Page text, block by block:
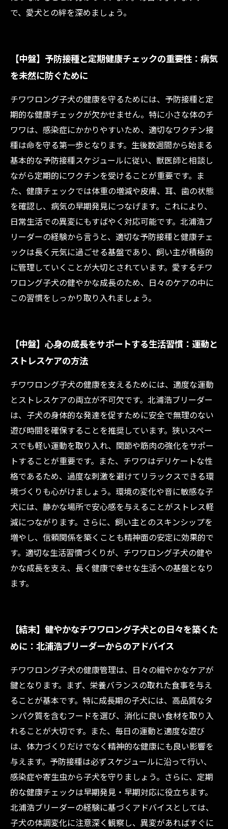
で、愛犬との絆を深めましょう。
【中盤】予防接種と定期健康チェックの重要性：病気
を未然に防ぐために
チワワロング子犬の健康を守るためには、予防接種と定
期的な健康チェックが欠かせません。特に小さな体のチ
ワワは、感染症にかかりやすいため、適切なワクチン接
種は命を守る第一歩となります。生後数週間から始まる
基本的な予防接種スケジュールに従い、獣医師と相談し
ながら定期的にワクチンを受けることが重要です。ま
た、健康チェックでは体重の増減や皮膚、耳、歯の状態
を確認し、病気の早期発見につなげます。これにより、
日常生活での異変にもすばやく対応可能です。北浦浩ブ
リーダーの経験から言うと、適切な予防接種と健康チェ
ックは長く元気に過ごせる基盤であり、飼い主が積極的
に管理していくことが大切とされています。愛するチワ
ワロング子犬の健やかな成長のため、日々のケアの中に
この習慣をしっかり取り入れましょう。
【中盤】心身の成長をサポートする生活習慣：運動と
ストレスケアの方法
チワワロング子犬の健康を支えるためには、適度な運動
とストレスケアの両立が不可欠です。北浦浩ブリーダー
は、子犬の身体的な発達を促すために安全で無理のない
遊び時間を確保することを推奨しています。狭いスペー
スでも軽い運動を取り入れ、関節や筋肉の強化をサポー
トすることが重要です。また、チワワはデリケートな性
格であるため、過度な刺激を避けてリラックスできる環
境づくりも心がけましょう。環境の変化や音に敏感な子
犬には、静かな場所で安心感を与えることがストレス軽
減につながります。さらに、飼い主とのスキンシップを
増やし、信頼関係を築くことも精神面の安定に効果的で
す。適切な生活習慣づくりが、チワワロング子犬の健や
かな成長を支え、長く健康で幸せな生活への基盤となり
ます。
【結末】健やかなチワワロング子犬との日々を築くた
めに：北浦浩ブリーダーからのアドバイス
チワワロング子犬の健康管理は、日々の細やかなケアが
鍵となります。まず、栄養バランスの取れた食事を与え
ることが基本です。特に成長期の子犬には、高品質なタ
ンパク質を含むフードを選び、消化に良い食材を取り入
れることが大切です。また、毎日の運動と適度な遊び
は、体力づくりだけでなく精神的な健康にも良い影響を
与えます。予防接種は必ずスケジュールに沿って行い、
感染症や寄生虫から子犬を守りましょう。さらに、定期
的な健康チェックは早期発見・早期対応に役立ちます。
北浦浩ブリーダーの経験に基づくアドバイスとしては、
子犬の体調変化に注意深く観察し、異変があればすぐに